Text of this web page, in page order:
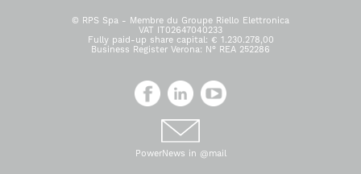
© RPS Spa - Membre du Groupe Riello Elettronica
VAT IT02647040233
Fully paid-up share capital: € 1.230.278,00
Business Register Verona: N° REA 252286
PowerNews in @mail